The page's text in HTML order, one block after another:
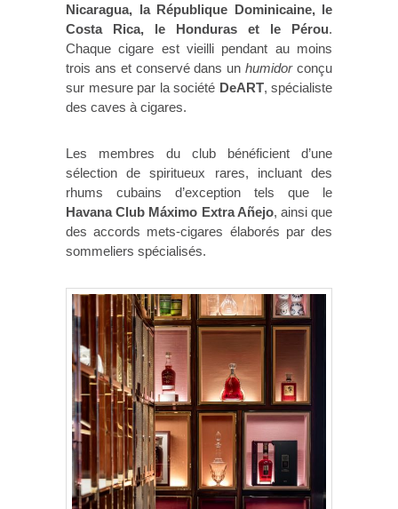
Nicaragua, la République Dominicaine, le
Costa Rica, le Honduras et le Pérou.
Chaque cigare est vieilli pendant au moins
trois ans et conservé dans unhumidorconçu
sur mesure par la société DeART, spécialiste
des caves à cigares.
Les membres du club bénéficient d’une
sélection de spiritueux rares, incluant des
rhums cubains d’exception tels que le
Havana Club Máximo Extra Añejo, ainsi que
des accords mets-cigares élaborés par des
sommeliers spécialisés.